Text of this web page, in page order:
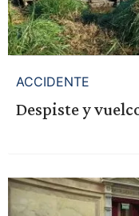
ACCIDENTE
Despiste y